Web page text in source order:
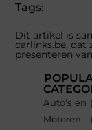
Tags:
Dit artikel is
carlinks.be,
presenteren
Auto’s en
Motoren
)